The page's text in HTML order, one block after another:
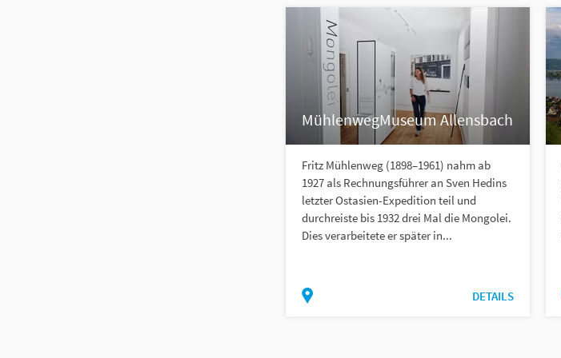
MühlenwegMuseum Allensbach
Fritz Mühlenweg (1898–1961) nahm ab
1927 als Rechnungsführer an Sven Hedins
letzter Ostasien-Expedition teil und
durchreiste bis 1932 drei Mal die Mongolei.
Dies verarbeitete er später in...
DETAILS